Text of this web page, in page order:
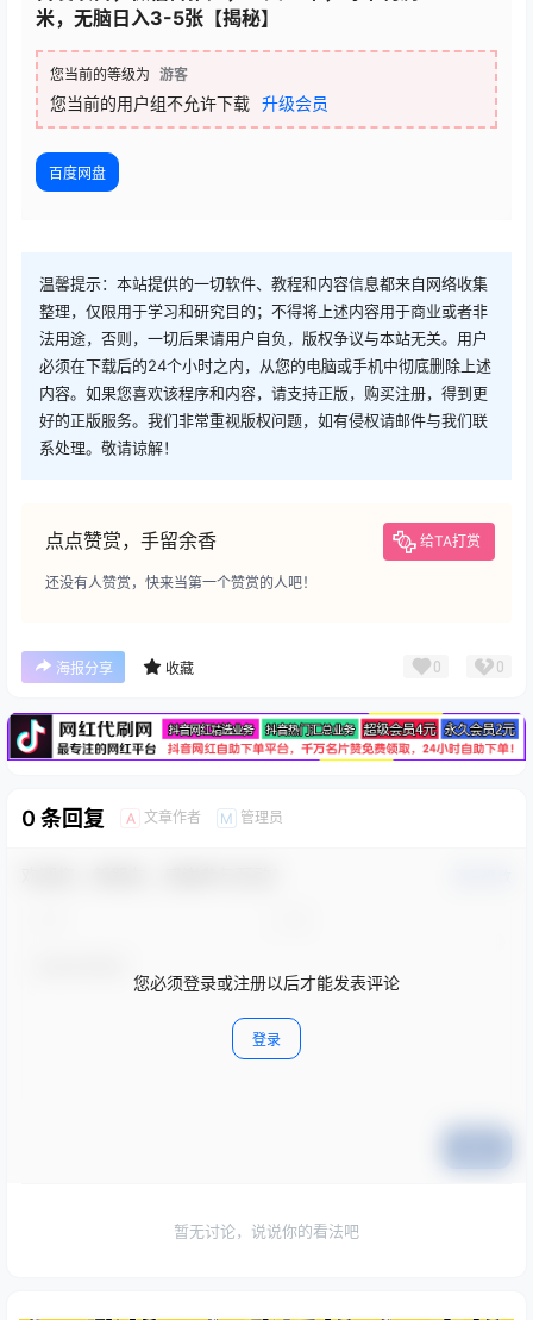
米，无脑日入3-5张【揭秘】
您当前的等级为 游客
您当前的用户组不允许下载 升级会员
百度网盘
温馨提示：本站提供的一切软件、教程和内容信息都来自网络收集
整理，仅限用于学习和研究目的；不得将上述内容用于商业或者非
法用途，否则，一切后果请用户自负，版权争议与本站无关。用户
必须在下载后的24个小时之内，从您的电脑或手机中彻底删除上述
内容。如果您喜欢该程序和内容，请支持正版，购买注册，得到更
好的正版服务。我们非常重视版权问题，如有侵权请邮件与我们联
系处理。敬请谅解！
点点赞赏，手留余香 给TA打赏
还没有人赞赏，快来当第一个赞赏的人吧！
海报分享 收藏 0 0
广告
0 条回复 A 文章作者 M 管理员
您必须登录或注册以后才能发表评论
登录
暂无讨论，说说你的看法吧